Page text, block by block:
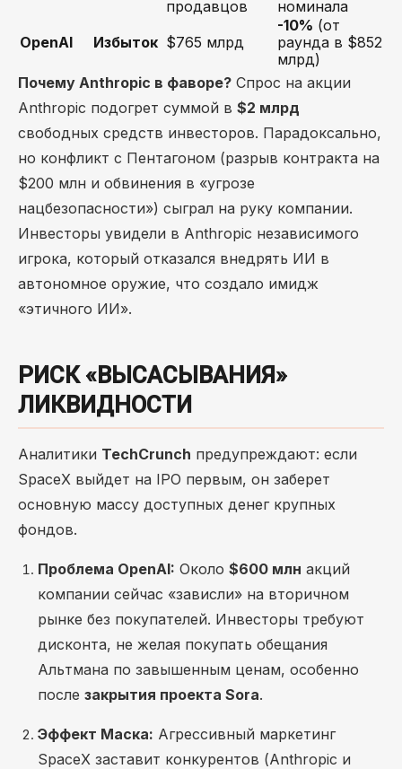
продавцов
номинала
OpenAI
Избыток $765 млрд
-10% (от
раунда в $852
млрд)
Почему Anthropic в фаворе? Спрос на акции
Anthropic подогрет суммой в $2 млрд
свободных средств инвесторов. Парадоксально,
но конфликт с Пентагоном (разрыв контракта на
$200 млн и обвинения в «угрозе
нацбезопасности») сыграл на руку компании.
Инвесторы увидели в Anthropic независимого
игрока, который отказался внедрять ИИ в
автономное оружие, что создало имидж
«этичного ИИ».
РИСК «ВЫСАСЫВАНИЯ»
ЛИКВИДНОСТИ
Аналитики TechCrunch предупреждают: если
SpaceX выйдет на IPO первым, он заберет
основную массу доступных денег крупных
фондов.
Проблема OpenAI: Около $600 млн акций
компании сейчас «зависли» на вторичном
рынке без покупателей. Инвесторы требуют
дисконта, не желая покупать обещания
Альтмана по завышенным ценам, особенно
после закрытия проекта Sora.
Эффект Маска: Агрессивный маркетинг
SpaceX заставит конкурентов (Anthropic и